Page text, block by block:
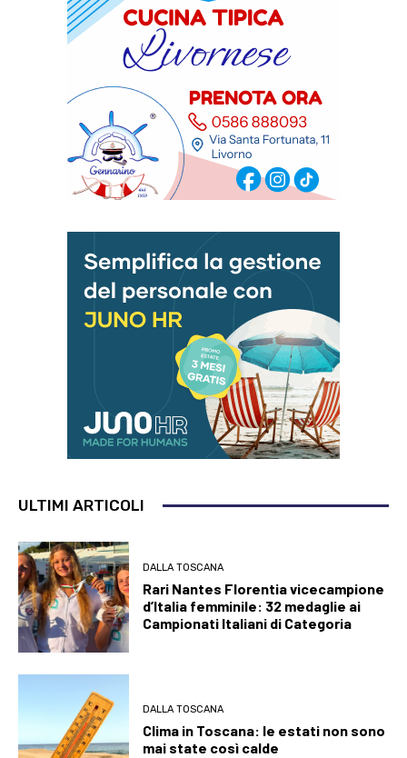
ULTIMI ARTICOLI
DALLA TOSCANA
Rari Nantes Florentia vicecampione
d’Italia femminile: 32 medaglie ai
Campionati Italiani di Categoria
DALLA TOSCANA
Clima in Toscana: le estati non sono
mai state così calde